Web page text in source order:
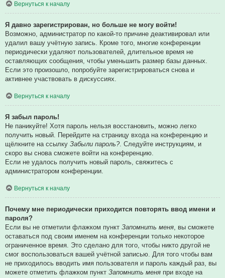
Вернуться к началу
Я давно зарегистрирован, но больше не могу войти!
Возможно, администратор по какой-то причине деактивировал или
удалил вашу учётную запись. Кроме того, многие конференции
периодически удаляют пользователей, длительное время не
оставляющих сообщения, чтобы уменьшить размер базы данных.
Если это произошло, попробуйте зарегистрироваться снова и
активнее участвовать в дискуссиях.
Вернуться к началу
Я забыл пароль!
Не паникуйте! Хотя пароль нельзя восстановить, можно легко
получить новый. Перейдите на страницу входа на конференцию и
щёлкните на ссылку Забыли пароль?. Следуйте инструкциям, и
скоро вы снова сможете войти на конференцию.
Если не удалось получить новый пароль, свяжитесь с
администратором конференции.
Вернуться к началу
Почему мне периодически приходится повторять ввод имени и
пароля?
Если вы не отметили флажком пункт Запомнить меня , вы сможете
оставаться под своим именем на конференции только некоторое
ограниченное время. Это сделано для того, чтобы никто другой не
смог воспользоваться вашей учётной записью. Для того чтобы вам
не приходилось вводить имя пользователя и пароль каждый раз, вы
можете отметить флажком пункт Запомнить меня при входе на